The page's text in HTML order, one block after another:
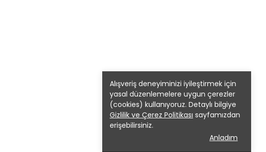
Alışveriş deneyiminizi iyileştirmek için
yasal düzenlemelere uygun çerezler
(cookies) kullanıyoruz. Detaylı bilgiye
Gizlilik ve Çerez Politikası sayfamızdan
erişebilirsiniz.
Anladım